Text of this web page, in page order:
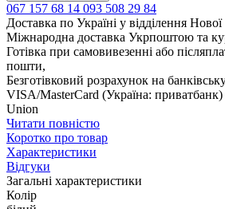
067 157 68 14 093 508 29 84
Доставка по Україні у відділення
Міжнародна доставка Укрпоштою та
Готівка при самовивезенні або
пошти,
Безготівковий розрахунок на
VISA/MasterCard (Україна: приватбанк)
Union
Читати повністю
Коротко про товар
Характеристики
Відгуки
Загальні характеристики
Колір